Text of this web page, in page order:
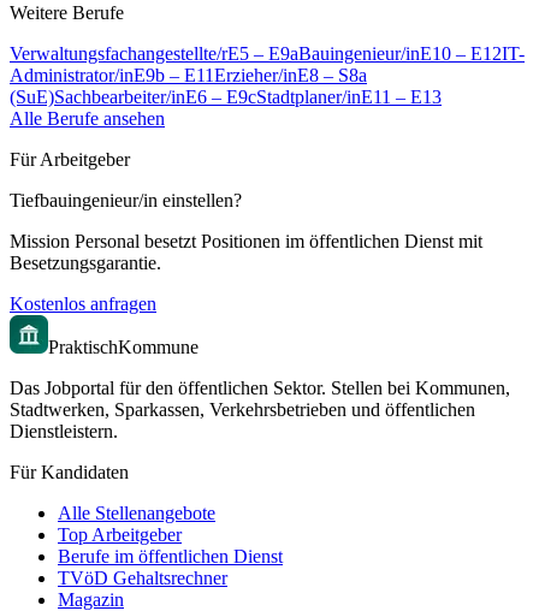
Weitere Berufe
Verwaltungsfachangestellte/rE5 – E9aBauingenieur/inE10 – E12IT-
Administrator/inE9b – E11Erzieher/inE8 – S8a
(SuE)Sachbearbeiter/inE6 – E9cStadtplaner/inE11 – E13
Alle Berufe ansehen
Für Arbeitgeber
Tiefbauingenieur/in einstellen?
Mission Personal besetzt Positionen im öffentlichen Dienst mit
Besetzungsgarantie.
Kostenlos anfragen
PraktischKommune
Das Jobportal für den öffentlichen Sektor. Stellen bei Kommunen,
Stadtwerken, Sparkassen, Verkehrsbetrieben und öffentlichen
Dienstleistern.
Für Kandidaten
Alle Stellenangebote
Top Arbeitgeber
Berufe im öffentlichen Dienst
TVöD Gehaltsrechner
Magazin